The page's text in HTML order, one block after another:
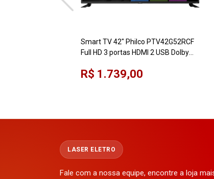
Smart TV 42" Philco PTV42G52RCF
Full HD 3 portas HDMI 2 USB Dolby
R$ 1.739,00
LASER ELETRO
Fale com a nossa equipe, encontre a loja